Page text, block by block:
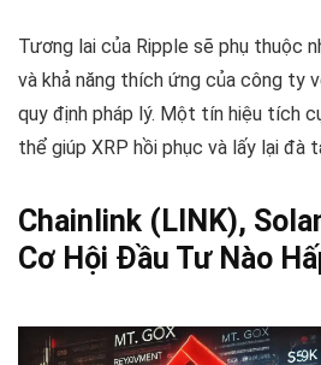
Tương lai của Ripple sẽ phụ thuộc
và khả năng thích ứng của công ty
quy định pháp lý. Một tín hiệu tích
thể giúp XRP hồi phục và lấy lại đà
Chainlink (LINK),
Cơ Hội Đầu Tư Nào